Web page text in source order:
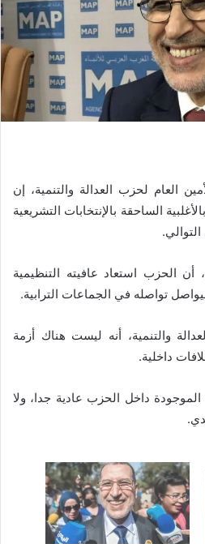
العام لحزب العدالة والتنمية، إن
الساحقة بالإنتخابات التشريعية
الحزب استعاد عافيته التنظيمية
تواصله في الجماعات الترابية.
والتنمية، أنه ليست هناك أزمة
داخلية.
الموجودة داخل الحزب عادية جدا، ولا